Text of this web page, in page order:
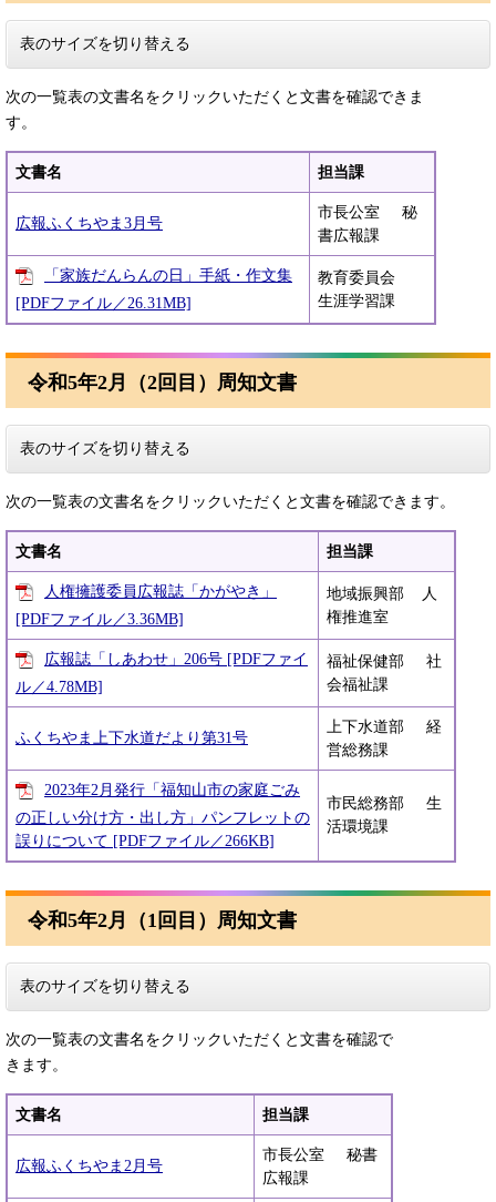
表のサイズを切り替える
次の一覧表の文書名をクリックいただくと文書を確認できま
す。
文書名 担当課
広報ふくちやま3月号
市長公室 秘
書広報課
「家族だんらんの日」手紙・作文集
[PDFファイル／26.31MB]
教育委員会
生涯学習課
令和5年2月（2回目）周知文書
表のサイズを切り替える
次の一覧表の文書名をクリックいただくと文書を確認できます。
文書名 担当課
人権擁護委員広報誌「かがやき」
[PDFファイル／3.36MB]
地域振興部 人
権推進室
広報誌「しあわせ」206号 [PDFファイ
ル／4.78MB]
福祉保健部 社
会福祉課
ふくちやま上下水道だより第31号
上下水道部 経
営総務課
2023年2月発行「福知山市の家庭ごみ
の正しい分け方・出し方」パンフレットの
誤りについて [PDFファイル／266KB]
市民総務部 生
活環境課
令和5年2月（1回目）周知文書
表のサイズを切り替える
次の一覧表の文書名をクリックいただくと文書を確認で
きます。
文書名 担当課
広報ふくちやま2月号
市長公室 秘書
広報課